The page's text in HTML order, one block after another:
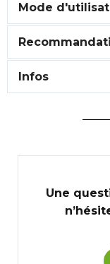
Mode
Infos
Une